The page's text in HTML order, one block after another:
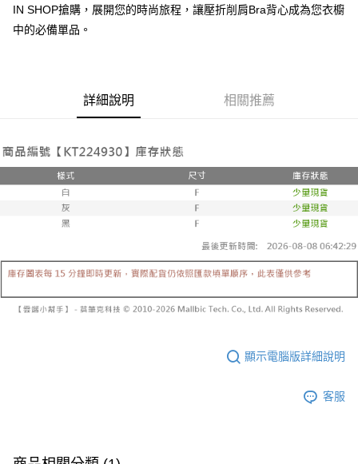
法說明評估內容。
【繳款方式說明】
用戶於交易時，得透過本服務購買商品或服務，並由商店將買賣／分期付款
買賣價金債權讓與本公司後，依約使用本公司帳單繳交帳款。
2.基於同意付款使用「大哥付你分期」之契約關係目的，商店將以您的個人
資料（包含姓名、電話或地址）提供予台灣大哥大進項蒐集、處理及利用，
由本公司與您本人進行分期帳單所需資料之確認、核對及更正。
２．便利：只要手機號碼，簡訊認證，即可結帳。
２．訂單成立數日內，您將收到繳費通知簡訊。
３．收到繳費通知簡訊後14天內，點擊此簡訊中的連結，可透過四大超商／
ATM／網路銀行／等多元方式進行付款，方視為交易完成。
購買商品的店家。未經商家同意取消之訂單仍視為有效，需透過AFTEE先享
後付繳納相關費用。
※ 交易是否成功請以「AFTEE先享後付 」之結帳頁面顯示為準，若有關於
是否繳費成功／繳費後需取消欲退款等相關疑問，請聯繫「AFTEE先享後付
客戶支援中心」
https://netprotections.freshdesk.com/support/home
１．透過由恩沛科技股份有限公司提供之「AFTEE先享後付」服務完成之交
易，需依本服務之必要範圍內提供個人資料，並將交易相關給付款項請求債
權轉讓予恩沛科技股份有限公司。
２．關於個人資料處理事宜，請瀏覽以下網址：
https://aftee.tw/terms/#terms3
４．使用「AFTEE先享後付」時，將依據個別帳號之用戶狀況，依本公司即
全家取貨付款
每筆NT$60，滿NT$1,600(含以上)免運費
每筆NT$10,000
已關閉，請勿下單(付取)
每筆NT$10,000
7-11取貨付款
每筆NT$60，滿NT$1,800(含以上)免運費
付款後7-11取貨
每筆NT$60，滿NT$1,600(含以上)免運費
IN SHOP搶購，展開您的時尚旅程，讓壓折削肩Bra背心成為您衣櫥
中的必備單品。
詳細說明 相關推薦
顯示電腦版詳細說明
客服